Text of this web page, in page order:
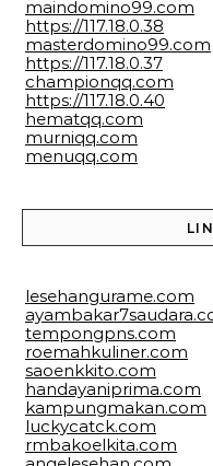
maindomino99.com
https://117.18.0.38
masterdomino99.com
https://117.18.0.37
championqq.com
https://117.18.0.40
hematqq.com
murniqq.com
menuqq.com
lesehangurame.com
tempongpns.com
roemahkuliner.com
saoenkkito.com
handayaniprima.com
kampungmakan.com
luckycatck.com
rmbakoelkita.com